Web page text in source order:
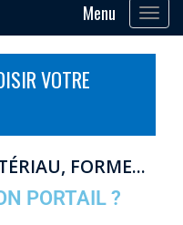
Toggle
Menu
VOTRE
FORME...
PORTAIL ?